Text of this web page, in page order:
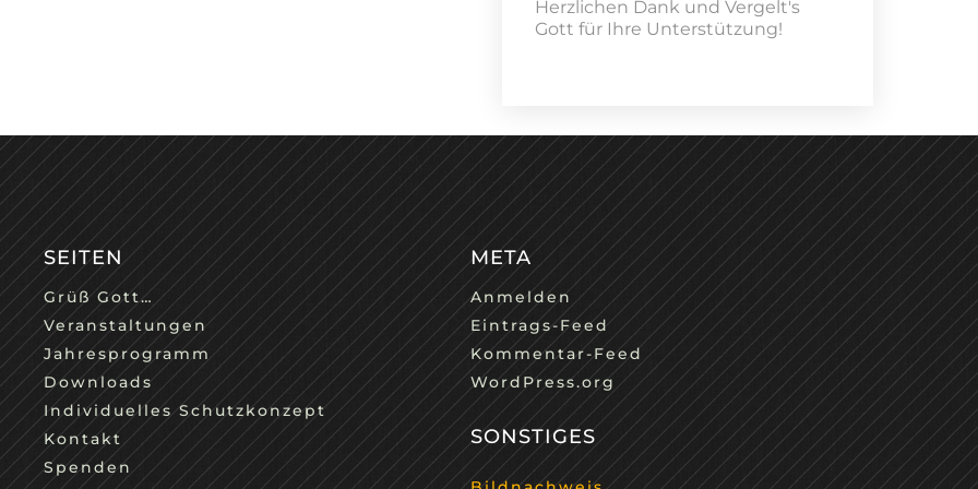
Herzlichen Dank und Vergelt's
Gott für Ihre Unterstützung!
SEITEN
Grüß Gott…
Veranstaltungen
Jahresprogramm
Downloads
Individuelles Schutzkonzept
Kontakt
Spenden
META
Anmelden
Eintrags-Feed
Kommentar-Feed
WordPress.org
SONSTIGES